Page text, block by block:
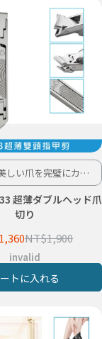
しい爪を完璧にカッ
ト！
超薄ダブルヘッド爪
切り
NT$1,900
invalid
トに入れる